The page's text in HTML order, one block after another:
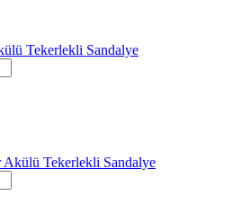
Tekerlekli Sandalye
Akülü Tekerlekli Sandalye